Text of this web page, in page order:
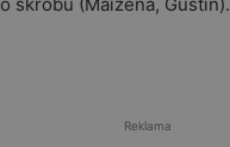
Reklama